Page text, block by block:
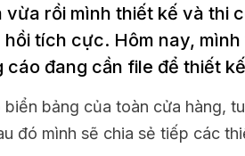
vừa rồi mình thiết kế và thi
tích cực. Hôm nay,
cáo đang cần file để thiết
bảng của toàn cửa hàng,
đó mình sẽ chia sẻ tiếp các